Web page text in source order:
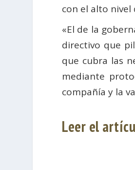
con el alto nivel
«El de la
directivo que
que cubra las
mediante
compañía y la
Leer el